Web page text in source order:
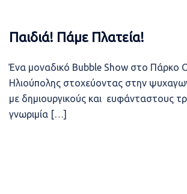
Παιδιά! Πάμε Πλατεία!
Ένα μοναδικό Bubble Show στο Πάρκο
Ηλιούπολης στοχεύοντας στην
με δημιουργικούς και ευφάνταστους
γνωριμία […]